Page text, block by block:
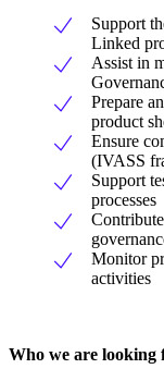
Support
Linked
Assist in
Prepare
product
Ensure
(IVASS
Support
processes
Monitor
activities
Who we are looking